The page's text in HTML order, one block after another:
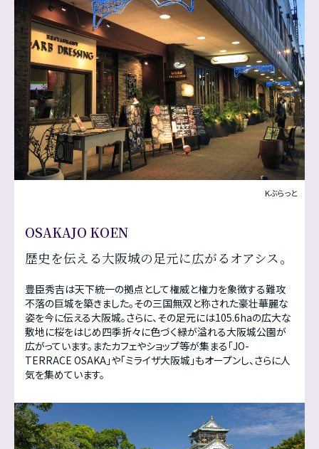
Kぶらっと
OSAKAJO KOEN
歴史を伝える大阪城の足元に広がるオアシス。
豊臣秀吉は天下統一の拠点として権威と権力を象徴する難攻
不落の巨城を築きました。その三国無双と称された豪壮華麗な
姿を今に伝える大阪城。さらに、その足元には105.6haの広大な
敷地に桜をはじめ四季折々に色づく緑が溢れる大阪城公園が
広がっています。またカフェやショップ等が集まる「JO-
TERRACE OSAKA」や「ミライザ大阪城」もオープンし、さらに人
気を集めています。